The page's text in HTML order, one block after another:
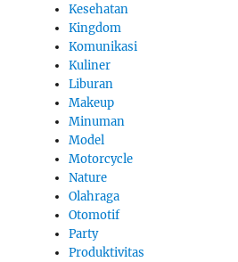
Kesehatan
Kingdom
Komunikasi
Kuliner
Liburan
Makeup
Minuman
Model
Motorcycle
Nature
Olahraga
Otomotif
Party
Produktivitas